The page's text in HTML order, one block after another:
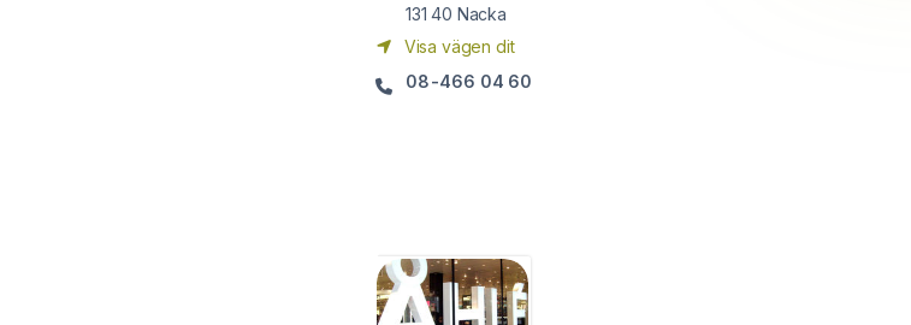
131 40 Nacka
Visa vägen dit
08-466 04 60